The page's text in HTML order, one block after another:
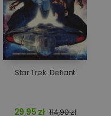
Star Trek. Defiant
29,95 zł 114,90 zł